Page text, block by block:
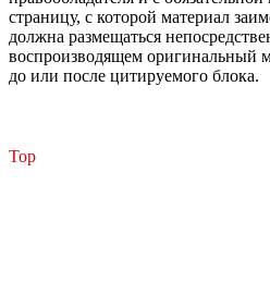
страницу, с которой материал
должна размещаться
воспроизводящем оригинальный
до или после цитируемого блока.
Top